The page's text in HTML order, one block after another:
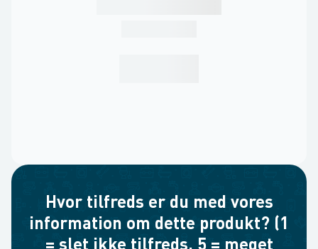
Hvor tilfreds er du med vores
information om dette produkt? (1